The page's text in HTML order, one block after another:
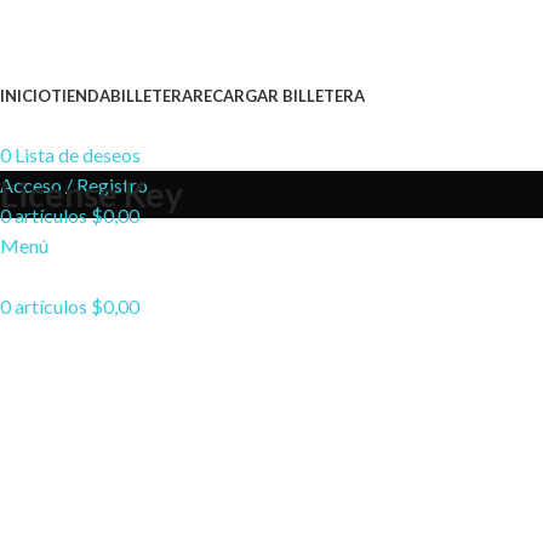
INICIOTIENDABILLETERARECARGAR BILLETERA
0Lista de deseos
Acceso / Registro
0artículos$0,00
Menú
0artículos $0,00
License Key